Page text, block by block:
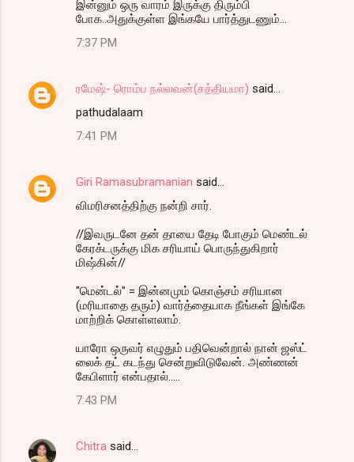
இன்னும் ஒரு வாரம் இருக்கு திரும்பி
போக..அதுக்குள்ள இங்கயே பார்த்துடணும்...
7:37 PM
ரமேஷ்- ரொம்ப நல்லவன்(சத்தியமா) said…
pathudalaam
7:41 PM
Giri Ramasubramanian said…
விமரிசனத்திற்கு நன்றி சார்.
//இவருடனே தன் தாயை தேடி போகும் மெண்டல்
கேரக்டருக்கு மிக சரியாய் பொருந்துகிறார்
மிஷ்கின்//
"மென்டல்" = இன்னமும் கொஞ்சம் சரியான
(மரியாதை தரும்) வார்த்தையாக நீங்கள் இங்கே
மாற்றிக் கொள்ளலாம்.
யாரோ ஒருவர் எழுதும் பதிவென்றால் நான் ஜஸ்ட்
லைக் தட் கடந்து சென்றுவிடுவேன். அண்ணன்
கேபிளார் என்பதால்.....
7:43 PM
Chitra said…